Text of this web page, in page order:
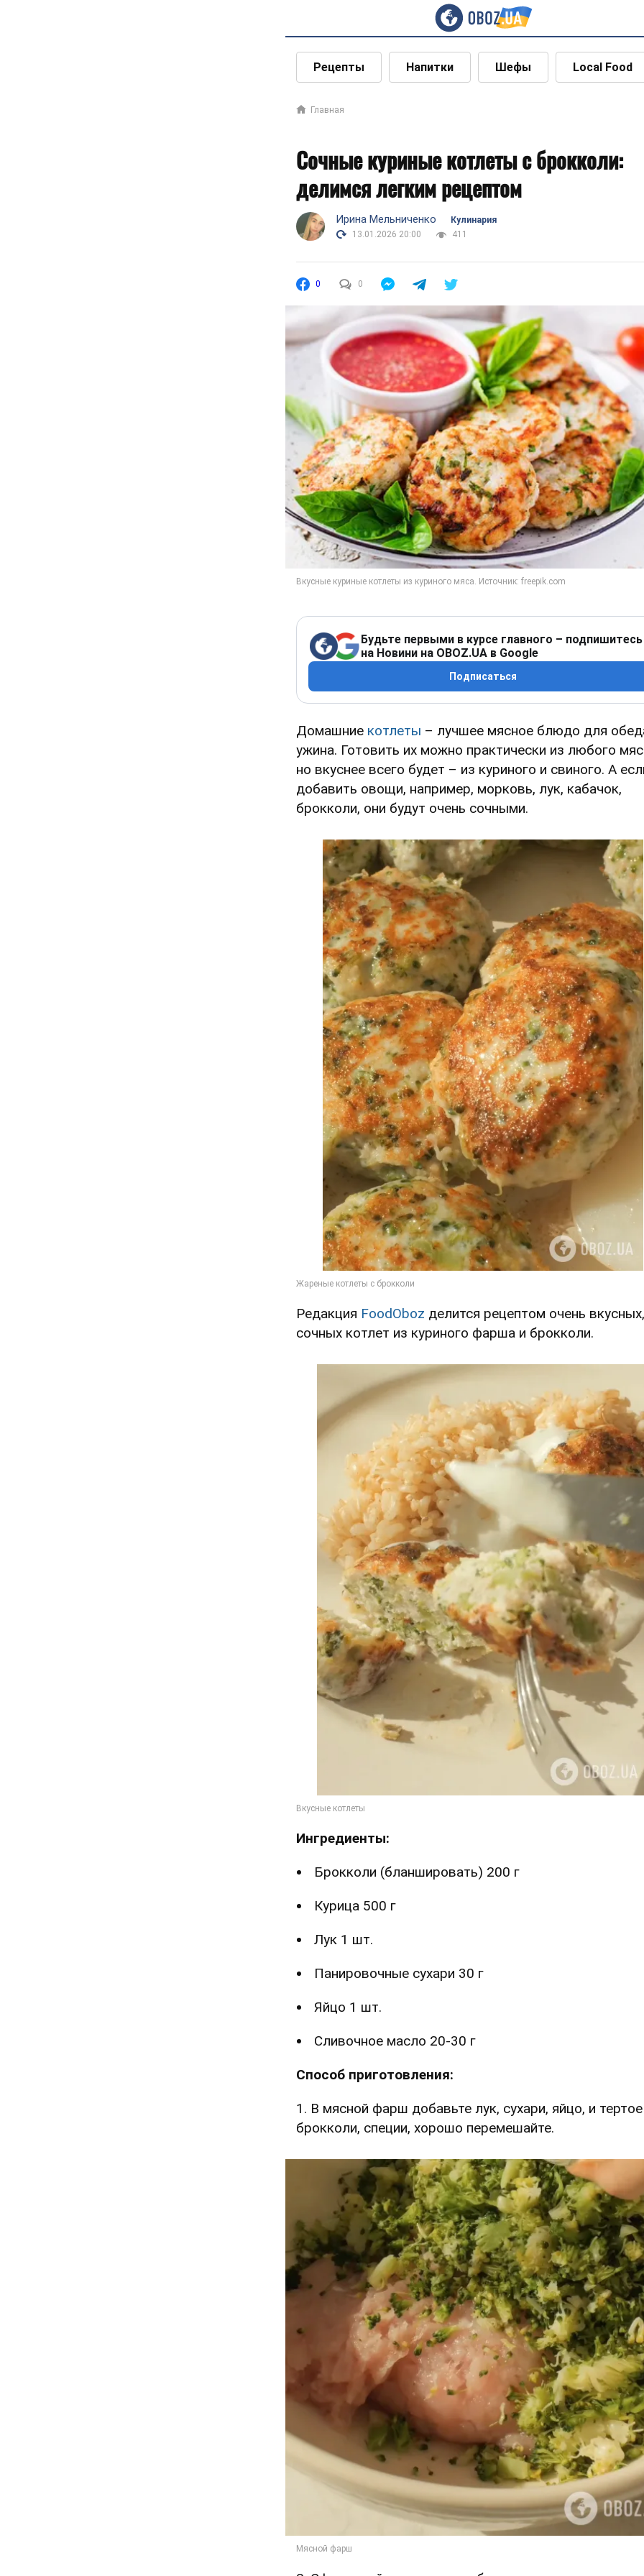
Рецепты Напитки Шефы Local Food
Главная
Сочные куриные котлеты с брокколи:
делимся легким рецептом
Ирина Мельниченко
Кулинария
13.01.2026 20:00
411
0 0
Будьте первыми в курсе главного – подпишитесь
на Новини на OBOZ.UA в Google
Подписаться
Домашние котлеты – лучшее мясное блюдо для
ужина. Готовить их можно практически из любого
но вкуснее всего будет – из куриного и свиного. А
добавить овощи, например, морковь, лук, кабачок,
брокколи, они будут очень сочными.
Редакция FoodOboz делится рецептом очень вкусных,
сочных котлет из куриного фарша и брокколи.
Ингредиенты:
Брокколи (бланшировать) 200 г
Курица 500 г
Лук 1 шт.
Панировочные сухари 30 г
Яйцо 1 шт.
Сливочное масло 20-30 г
Способ приготовления:
1. В мясной фарш добавьте лук, сухари, яйцо, и тертое
брокколи, специи, хорошо перемешайте.